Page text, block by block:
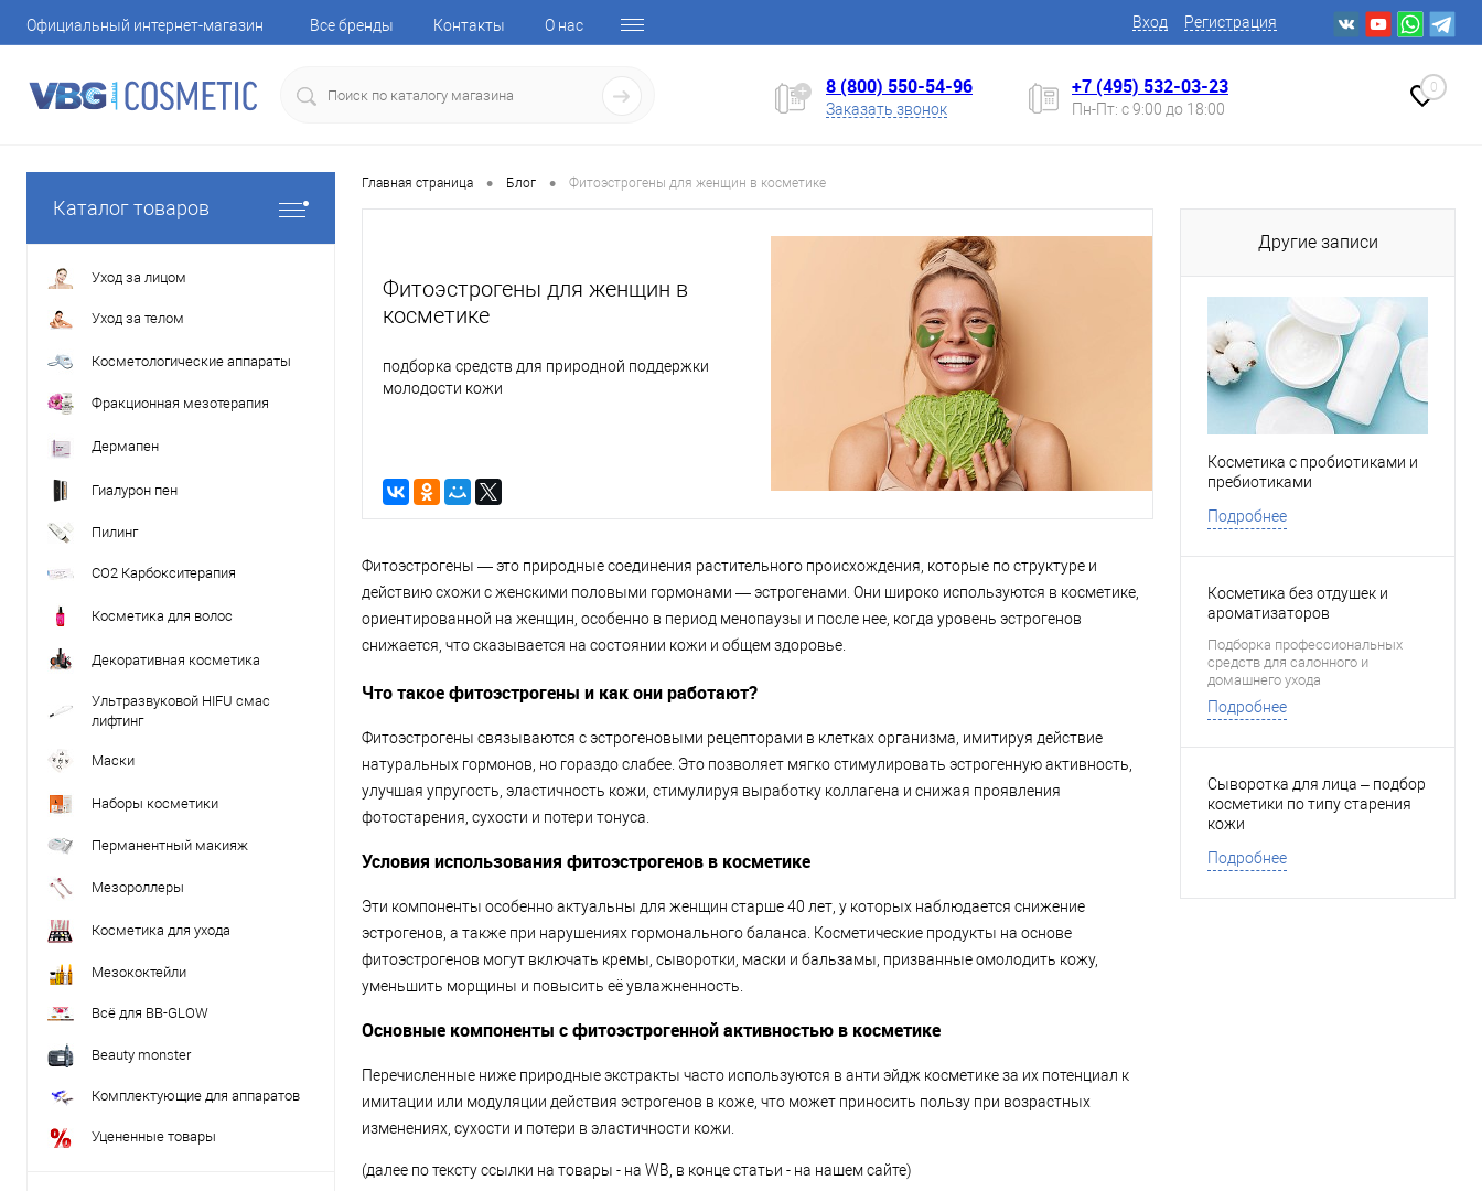
Официальный интернет-магазин Все бренды Контакты О нас Вход Регистрация
8 (800) 550-54-96
Заказать звонок
+7 (495) 532-03-23
Пн-Пт: с 9:00 до 18:00
0
Каталог товаров
Уход за лицом
Уход за телом
Косметологические аппараты
Фракционная мезотерапия
Дермапен
Гиалурон пен
Пилинг
CO2 Карбокситерапия
Косметика для волос
Декоративная косметика
Ультразвуковой HIFU смас
лифтинг
Маски
Наборы косметики
Перманентный макияж
Мезороллеры
Косметика для ухода
Мезококтейли
Всё для BB-GLOW
Beauty monster
Комплектующие для аппаратов
Уцененные товары
Главная страница • Блог • Фитоэстрогены для женщин в косметике
Фитоэстрогены для женщин в
косметике
подборка средств для природной поддержки
молодости кожи
Фитоэстрогены — это природные соединения растительного происхождения, которые по структуре и
действию схожи с женскими половыми гормонами — эстрогенами. Они широко используются в косметике,
ориентированной на женщин, особенно в период менопаузы и после нее, когда уровень эстрогенов
снижается, что сказывается на состоянии кожи и общем здоровье.
Что такое фитоэстрогены и как они работают?
Фитоэстрогены связываются с эстрогеновыми рецепторами в клетках организма, имитируя действие
натуральных гормонов, но гораздо слабее. Это позволяет мягко стимулировать эстрогенную активность,
улучшая упругость, эластичность кожи, стимулируя выработку коллагена и снижая проявления
фотостарения, сухости и потери тонуса.
Условия использования фитоэстрогенов в косметике
Эти компоненты особенно актуальны для женщин старше 40 лет, у которых наблюдается снижение
эстрогенов, а также при нарушениях гормонального баланса. Косметические продукты на основе
фитоэстрогенов могут включать кремы, сыворотки, маски и бальзамы, призванные омолодить кожу,
уменьшить морщины и повысить её увлажненность.
Основные компоненты с фитоэстрогенной активностью в косметике
Перечисленные ниже природные экстракты часто используются в анти эйдж косметике за их потенциал к
имитации или модуляции действия эстрогенов в коже, что может приносить пользу при возрастных
изменениях, сухости и потери в эластичности кожи.
(далее по тексту ссылки на товары - на WB, в конце статьи - на нашем сайте)
Другие записи
Косметика с пробиотиками и
пребиотиками
Подробнее
Косметика без отдушек и
ароматизаторов
Подборка профессиональных
средств для салонного и
домашнего ухода
Подробнее
Сыворотка для лица – подбор
косметики по типу старения
кожи
Подробнее